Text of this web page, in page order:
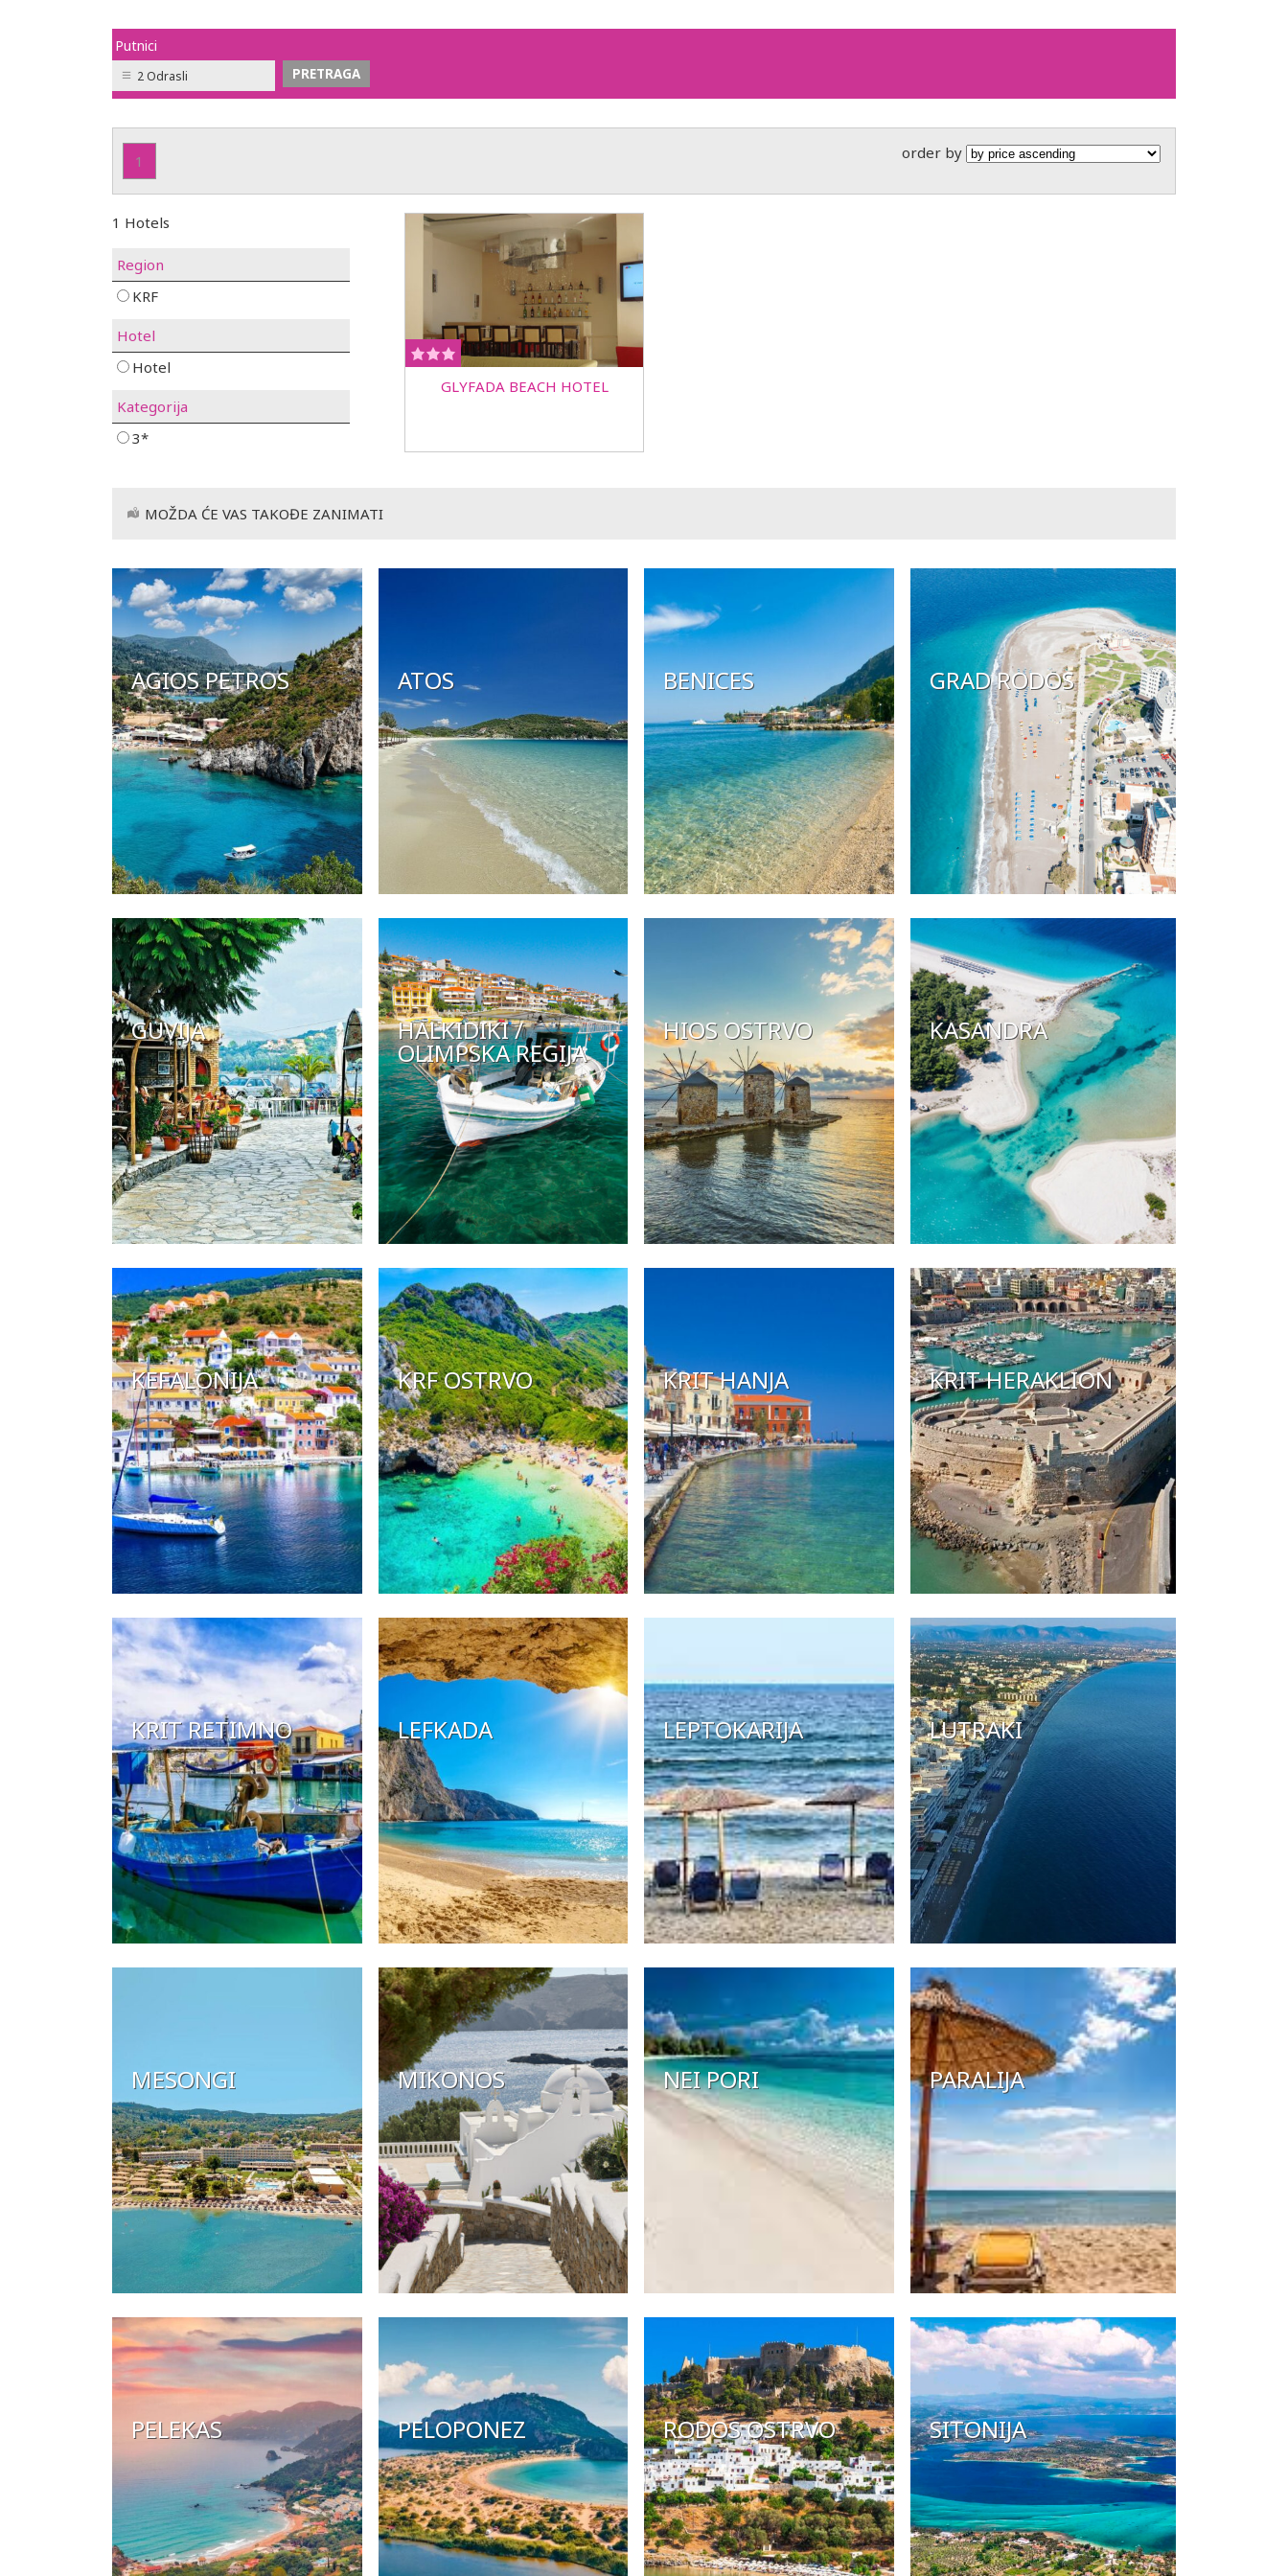
Putnici
2 Odrasli
1 order by
1 Hotels
Region
KRF
Hotel
Hotel
Kategorija
3*
GLYFADA BEACH HOTEL
MOŽDA ĆE VAS TAKOĐE ZANIMATI
AGIOS PETROS ATOS BENICES GRAD RODOS
GUVIJA HALKIDIKI /
OLIMPSKA REGIJA
HIOS OSTRVO KASANDRA
KEFALONIJA KRF OSTRVO KRIT HANJA KRIT HERAKLION
KRIT RETIMNO LEFKADA LEPTOKARIJA LUTRAKI
MESONGI MIKONOS NEI PORI PARALIJA
PELEKAS PELOPONEZ RODOS OSTRVO SITONIJA